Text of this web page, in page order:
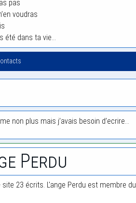
pas
voudras
été dans ta vie…
non plus mais j’avais besoin d’ecrire…
Perdu
site 23 écrits. L'ange Perdu est membre du